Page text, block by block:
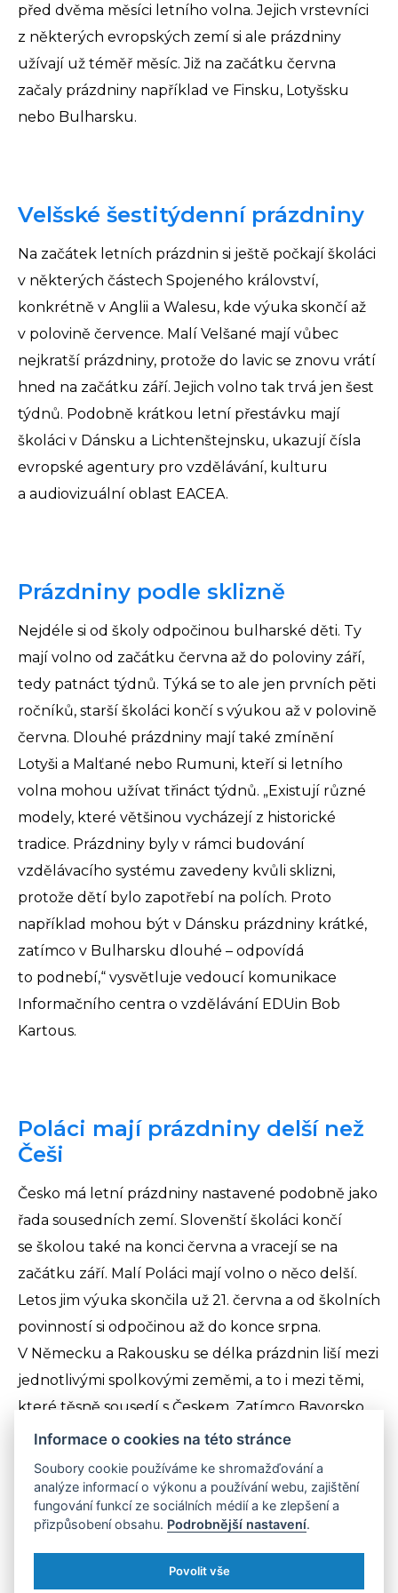
před dvěma měsíci letního volna. Jejich vrstevníci
z některých evropských zemí si ale prázdniny
užívají už téměř měsíc. Již na začátku června
začaly prázdniny například ve Finsku, Lotyšsku
nebo Bulharsku.
Velšské šestitýdenní prázdniny
Na začátek letních prázdnin si ještě počkají školáci
v některých částech Spojeného království,
konkrétně v Anglii a Walesu, kde výuka skončí až
v polovině července. Malí Velšané mají vůbec
nejkratší prázdniny, protože do lavic se znovu vrátí
hned na začátku září. Jejich volno tak trvá jen šest
týdnů. Podobně krátkou letní přestávku mají
školáci v Dánsku a Lichtenštejnsku, ukazují čísla
evropské agentury pro vzdělávání, kulturu
a audiovizuální oblast EACEA.
Prázdniny podle sklizně
Nejdéle si od školy odpočinou bulharské děti. Ty
mají volno od začátku června až do poloviny září,
tedy patnáct týdnů. Týká se to ale jen prvních pěti
ročníků, starší školáci končí s výukou až v polovině
června. Dlouhé prázdniny mají také zmínění
Lotyši a Malťané nebo Rumuni, kteří si letního
volna mohou užívat třináct týdnů. „Existují různé
modely, které většinou vycházejí z historické
tradice. Prázdniny byly v rámci budování
vzdělávacího systému zavedeny kvůli sklizni,
protože dětí bylo zapotřebí na polích. Proto
například mohou být v Dánsku prázdniny krátké,
zatímco v Bulharsku dlouhé – odpovídá
to podnebí,“ vysvětluje vedoucí komunikace
Informačního centra o vzdělávání EDUin Bob
Kartous.
Poláci mají prázdniny delší než
Češi
Česko má letní prázdniny nastavené podobně jako
řada sousedních zemí. Slovenští školáci končí
se školou také na konci června a vracejí se na
začátku září. Malí Poláci mají volno o něco delší.
Letos jim výuka skončila už 21. června a od školních
povinností si odpočinou až do konce srpna.
V Německu a Rakousku se délka prázdnin liší mezi
jednotlivými spolkovými zeměmi, a to i mezi těmi,
které těsně sousedí s Českem. Zatímco Bavorsko
má prázdniny od konce června do konce prvního
zářijového týdne, v Sasku trvají od 8. července
do 16. srpna. V Dolních Rakousích je nastavení
prázdnin stejné jako v Česku, ale v Horních
Informace o cookies na této stránce
Soubory cookie používáme ke shromažďování a
analýze informací o výkonu a používání webu, zajištění
fungování funkcí ze sociálních médií a ke zlepšení a
přizpůsobení obsahu. Podrobnější nastavení.
Povolit vše